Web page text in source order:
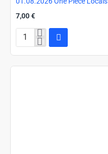
7,00 €
01.08.2026
Locals